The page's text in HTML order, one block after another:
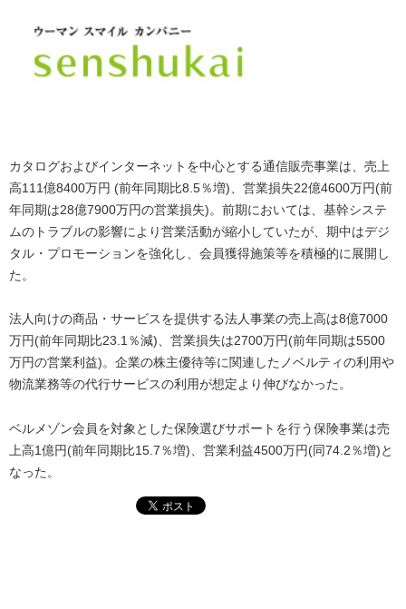
カタログおよびインターネットを中心とする通信販売事業は、売上
高111億8400万円 (前年同期比8.5％増)、営業損失22億4600万円(前
年同期は28億7900万円の営業損失)。前期においては、基幹システ
ムのトラブルの影響により営業活動が縮小していたが、期中はデジ
タル・プロモーションを強化し、会員獲得施策等を積極的に展開し
た。
法人向けの商品・サービスを提供する法人事業の売上高は8億7000
万円(前年同期比23.1％減)、営業損失は2700万円(前年同期は5500
万円の営業利益)。企業の株主優待等に関連したノベルティの利用や
物流業務等の代行サービスの利用が想定より伸びなかった。
ベルメゾン会員を対象とした保険選びサポートを行う保険事業は売
上高1億円(前年同期比15.7％増)、営業利益4500万円(同74.2％増)と
なった。